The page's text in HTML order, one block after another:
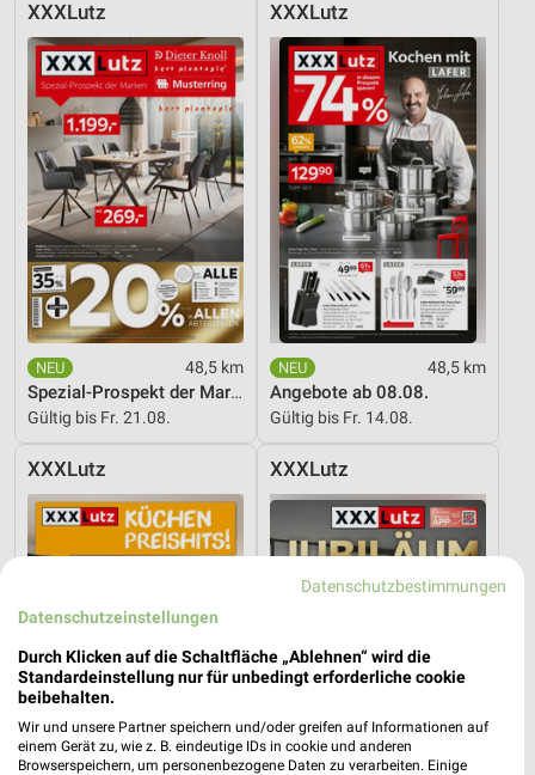
XXXLutz
48,5 km
Spezial-Prospekt der Marken
Gültig bis Fr. 21.08.
XXXLutz
48,5 km
Angebote ab 08.08.
Gültig bis Fr. 14.08.
XXXLutz XXXLutz
Datenschutzbestimmungen
Datenschutzeinstellungen
Durch Klicken auf die Schaltfläche „Ablehnen“ wird die
Standardeinstellung nur für unbedingt erforderliche cookie
beibehalten.
Wir und unsere Partner speichern und/oder greifen auf Informationen auf
einem Gerät zu, wie z. B. eindeutige IDs in cookie und anderen
Browserspeichern, um personenbezogene Daten zu verarbeiten. Einige